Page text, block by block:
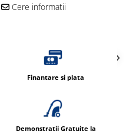
Cere informatii
Finantare si plata
Demonstratii Gratuite la